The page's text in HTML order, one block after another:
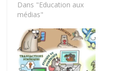
Dans "Education aux
médias"